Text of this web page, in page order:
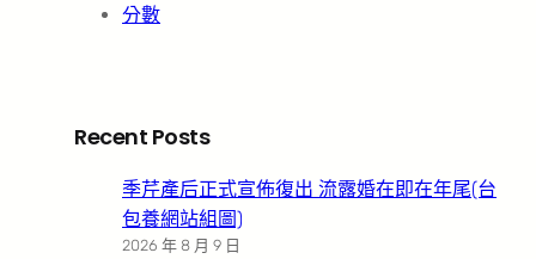
分數
Recent Posts
季芹產后正式宣佈復出 流露婚在即在年尾(台
包養網站組圖)
2026 年 8 月 9 日